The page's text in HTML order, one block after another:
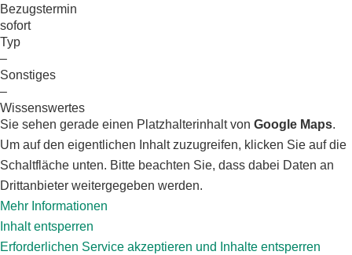
Bezugstermin
sofort
Typ
–
Sonstiges
–
Wissenswertes
Sie sehen gerade einen Platzhalterinhalt von Google Maps.
Um auf den eigentlichen Inhalt zuzugreifen, klicken Sie auf die
Schaltfläche unten. Bitte beachten Sie, dass dabei Daten an
Drittanbieter weitergegeben werden.
Mehr Informationen
Inhalt entsperren
Erforderlichen Service akzeptieren und Inhalte entsperren